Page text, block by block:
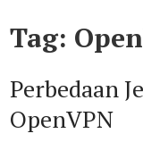
Tag:
Perbedaan
OpenVPN